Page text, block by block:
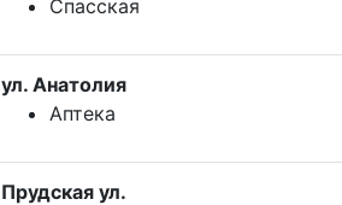
Спасская
ул. Анатолия
Аптека
Прудская ул.